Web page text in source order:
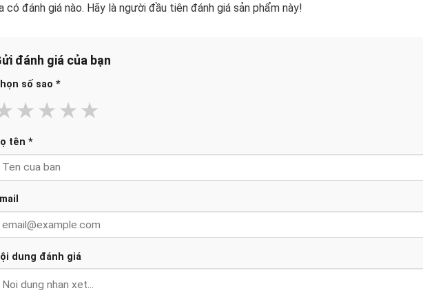
có đánh giá nào. Hãy là người đầu tiên đánh giá sản phẩm này!
đánh giá của bạn
số sao *
★
★
★
★
tên *
dung đánh giá